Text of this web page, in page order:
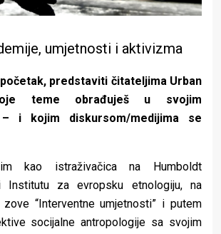
umjetnosti i aktivizma
predstaviti čitateljima Urban
teme obrađuješ u svojim
– i kojim diskursom/medijima se
kao istraživačica na Humboldt
Institutu za evropsku etnologiju, na
“Interventne umjetnosti” i putem
socijalne antropologije sa svojim